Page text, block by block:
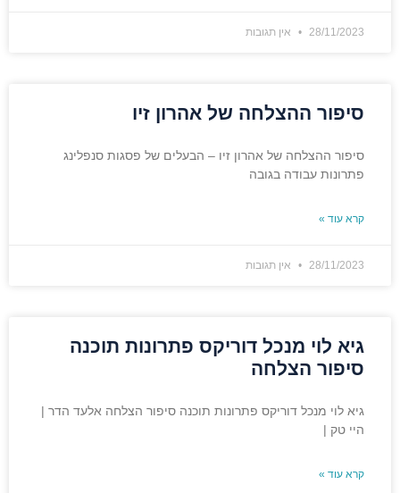
28/11/2023 אין תגובות
סיפור ההצלחה של אהרון זיו
סיפור ההצלחה של אהרון זיו – הבעלים של פסגות סנפלינג
פתרונות עבודה בגובה
קרא עוד »
28/11/2023 אין תגובות
גיא לוי מנכל דוריקס פתרונות תוכנה
סיפור הצלחה
גיא לוי מנכל דוריקס פתרונות תוכנה סיפור הצלחה אלעד הדר |
היי טק |
קרא עוד »